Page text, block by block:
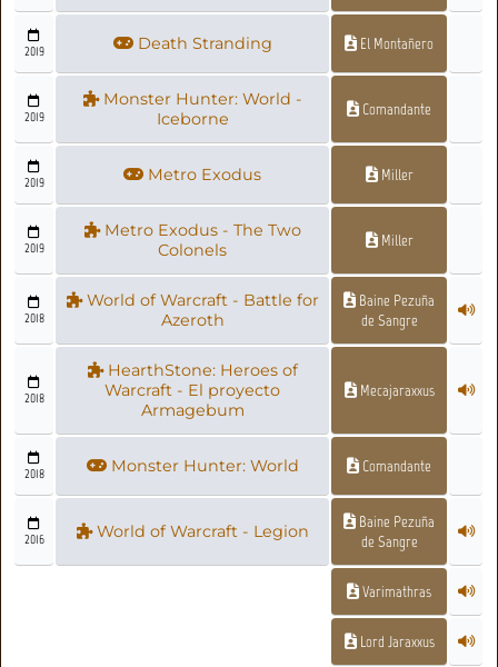
2019 Death Stranding El Montañero
2019
Monster Hunter: World -
Iceborne
Comandante
2019 Metro Exodus Miller
2019
Metro Exodus - The Two
Colonels
Miller
2018
World of Warcraft - Battle for
Azeroth
Baine Pezuña
de Sangre
2018
HearthStone: Heroes of
Warcraft - El proyecto
Armagebum
Mecajaraxxus
2018 Monster Hunter: World Comandante
2016 World of Warcraft - Legion
Baine Pezuña
de Sangre
Varimathras
Lord Jaraxxus